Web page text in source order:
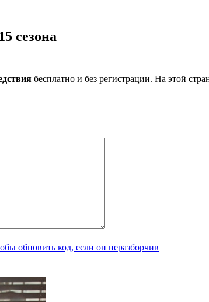
сезона
бесплатно и без регистрации. На этой